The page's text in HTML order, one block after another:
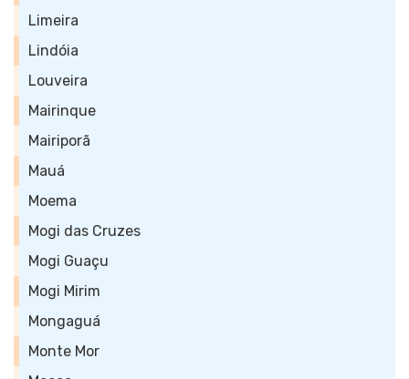
Limeira
Lindóia
Louveira
Mairinque
Mairiporã
Mauá
Moema
Mogi das Cruzes
Mogi Guaçu
Mogi Mirim
Mongaguá
Monte Mor